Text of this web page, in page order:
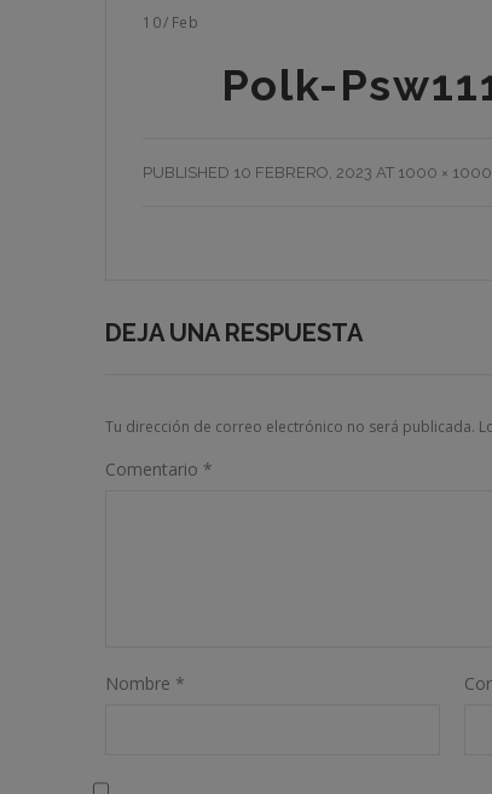
10/ Feb
Polk-
PUBLISHED 10 FEBRERO, 2023 AT 1000 × 1000
DEJA UNA RESPUESTA
Tu dirección de correo electrónico no será publicada.
Comentario *
Nombre *